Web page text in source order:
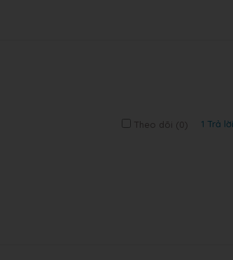
Theo dõi (0) 1 Trả lời